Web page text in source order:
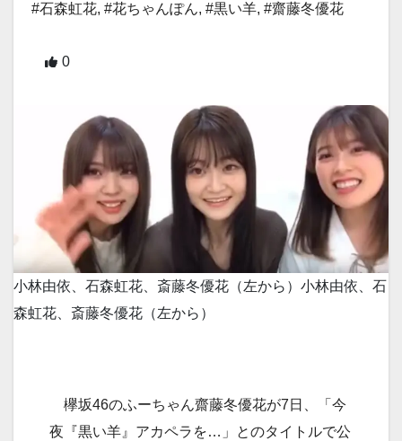
#石森虹花, #花ちゃんぽん, #黒い羊, #齋藤冬優花
0
小林由依、石森虹花、斎藤冬優花（左から） 小林由依、石
森虹花、斎藤冬優花（左から）
欅坂46のふーちゃん齋藤冬優花が7日、「今
夜『黒い羊』アカペラを…」とのタイトルで公